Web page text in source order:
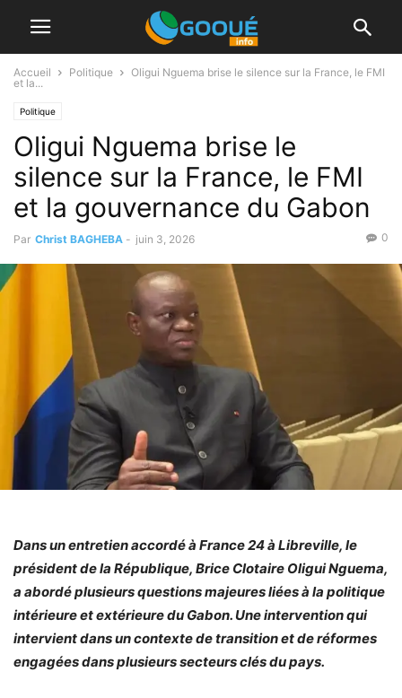
Accueil Politique
Oligui Nguema brise le silence sur la France, le FMI
et la...
Politique
Oligui Nguema brise le
silence sur la France, le FMI
et la gouvernance du Gabon
Par Christ BAGHEBA - juin 3, 2026 0
Dans un entretien accordé à France 24 à Libreville, le
président de la République, Brice Clotaire Oligui Nguema,
a abordé plusieurs questions majeures liées à la politique
intérieure et extérieure du Gabon. Une intervention qui
intervient dans un contexte de transition et de réformes
engagées dans plusieurs secteurs clés du pays.